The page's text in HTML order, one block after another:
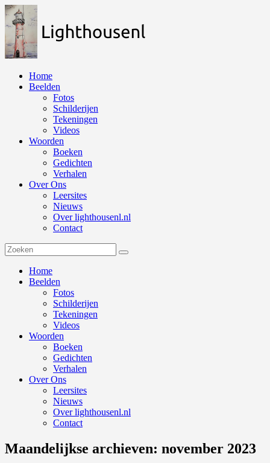
Naar
de
inhoud
springen
Home
Beelden
Fotos
Schilderijen
Tekeningen
Videos
Woorden
Boeken
Gedichten
Verhalen
Over Ons
Leersites
Nieuws
Over lighthousenl.nl
Contact
Home
Beelden
Fotos
Schilderijen
Tekeningen
Videos
Woorden
Boeken
Gedichten
Verhalen
Over Ons
Leersites
Nieuws
Over lighthousenl.nl
Contact
Maandelijkse archieven: november 2023